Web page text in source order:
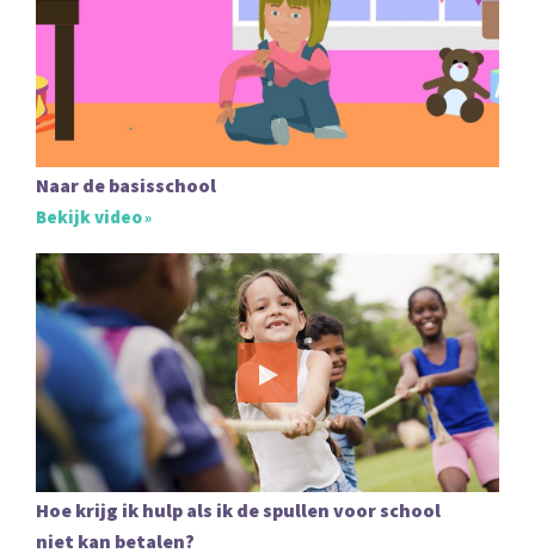
Naar de basisschool
Bekijk video
Hoe krijg ik hulp als ik de spullen voor school
niet kan betalen?